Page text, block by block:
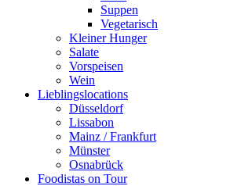
Suppen
Vegetarisch
Kleiner Hunger
Salate
Vorspeisen
Wein
Lieblingslocations
Düsseldorf
Lissabon
Mainz / Frankfurt
Münster
Osnabrück
Foodistas on Tour